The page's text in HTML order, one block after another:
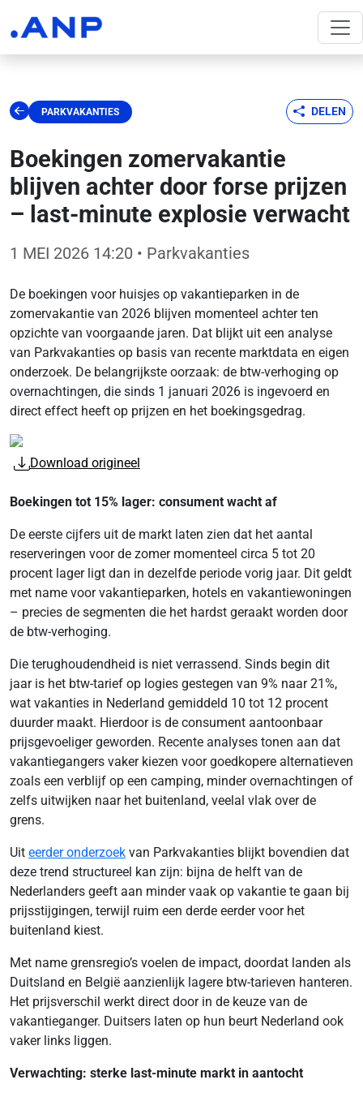
PARKVAKANTIES DELEN
Boekingen zomervakantie
blijven achter door forse prijzen
– last-minute explosie verwacht
1 MEI 2026 14:20 • Parkvakanties
De boekingen voor huisjes op vakantieparken in de
zomervakantie van 2026 blijven momenteel achter ten
opzichte van voorgaande jaren. Dat blijkt uit een analyse
van Parkvakanties op basis van recente marktdata en eigen
onderzoek. De belangrijkste oorzaak: de btw-verhoging op
overnachtingen, die sinds 1 januari 2026 is ingevoerd en
direct effect heeft op prijzen en het boekingsgedrag.
Download origineel
Boekingen tot 15% lager: consument wacht af
De eerste cijfers uit de markt laten zien dat het aantal
reserveringen voor de zomer momenteel circa 5 tot 20
procent lager ligt dan in dezelfde periode vorig jaar. Dit geldt
met name voor vakantieparken, hotels en vakantiewoningen
– precies de segmenten die het hardst geraakt worden door
de btw-verhoging.
Die terughoudendheid is niet verrassend. Sinds begin dit
jaar is het btw-tarief op logies gestegen van 9% naar 21%,
wat vakanties in Nederland gemiddeld 10 tot 12 procent
duurder maakt. Hierdoor is de consument aantoonbaar
prijsgevoeliger geworden. Recente analyses tonen aan dat
vakantiegangers vaker kiezen voor goedkopere alternatieven
zoals een verblijf op een camping, minder overnachtingen of
zelfs uitwijken naar het buitenland, veelal vlak over de
grens.
Uit eerder onderzoek van Parkvakanties blijkt bovendien dat
deze trend structureel kan zijn: bijna de helft van de
Nederlanders geeft aan minder vaak op vakantie te gaan bij
prijsstijgingen, terwijl ruim een derde eerder voor het
buitenland kiest.
Met name grensregio’s voelen de impact, doordat landen als
Duitsland en België aanzienlijk lagere btw-tarieven hanteren.
Het prijsverschil werkt direct door in de keuze van de
vakantieganger. Duitsers laten op hun beurt Nederland ook
vaker links liggen.
Verwachting: sterke last-minute markt in aantocht